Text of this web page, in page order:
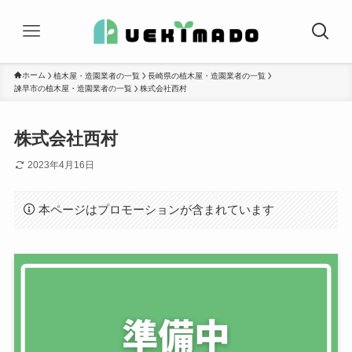
ホーム 植木屋・造園業者の一覧
長崎県の植木屋・造園業者の一覧
諫早市の植木屋・造園業者の一覧
株式会社西村
株式会社西村
2023年4月16日
本ページはプロモーションが含まれています